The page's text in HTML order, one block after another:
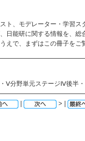
ト、モデレーター・学習ス
日能研に関する情報を、総
えで、まずはこの冊子をご
Ⅴ分野単元ステージⅣ後半
| > |